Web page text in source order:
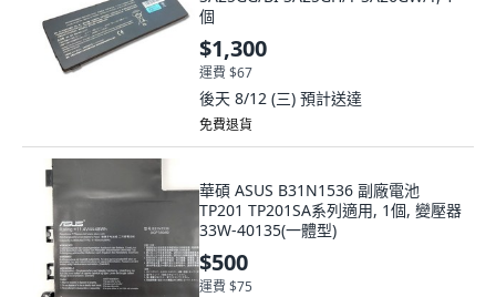
個
$1,300
運費 $67
後天 8/12 (三) 預計送達
免費退貨
華碩 ASUS B31N1536 副廠電池
TP201 TP201SA系列適用, 1個, 變壓器
33W-40135(一體型)
$500
運費 $75